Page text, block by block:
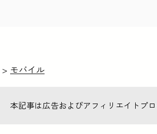
> モバイル
本記事は広告およびアフィリエイトプ